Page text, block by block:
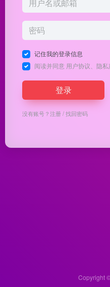
记住我的登录信息
阅读并同意 用户协议 隐私
登录
没有账号？注册/找回密码
Copyright